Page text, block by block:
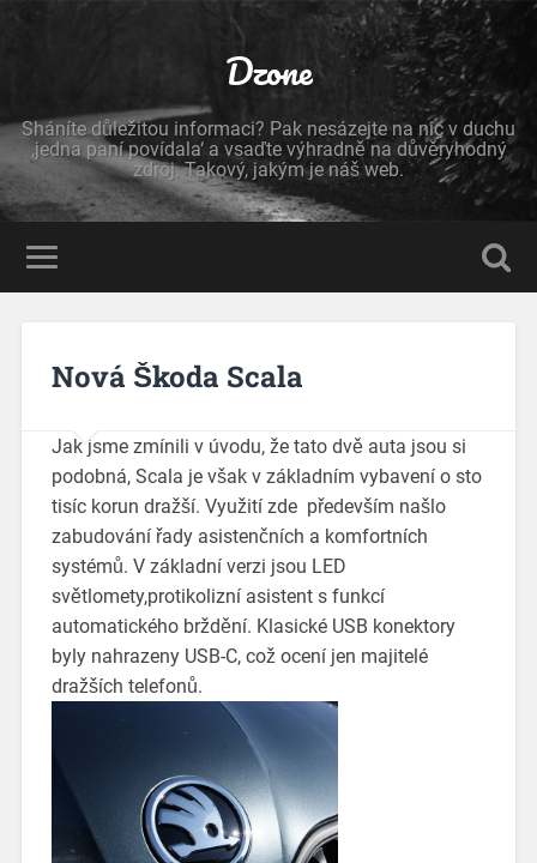
Dzone
Sháníte důležitou informaci? Pak nesázejte na nic v duchu
‚jedna paní povídala‘ a vsaďte výhradně na důvěryhodný
zdroj. Takový, jakým je náš web.
Nová Škoda Scala
Jak jsme zmínili v úvodu, že tato dvě auta jsou si
podobná, Scala je však v základním vybavení o sto
tisíc korun dražší. Využití zde především našlo
zabudování řady asistenčních a komfortních
systémů. V základní verzi jsou LED
světlomety,protikolizní asistent s funkcí
automatického brždění. Klasické USB konektory
byly nahrazeny USB-C, což ocení jen majitelé
dražších telefonů.